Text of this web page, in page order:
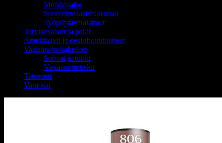
Meikkivalot
Suurennuslasivalaisimet
Työpöytävalaisimet
Tarvikesalkut ja pakit
Autoklaavit ja desinfiointilaitteet
Vastaanottokalusteet
Sohvat ja tuolit
Vastaanottotiskit
Tatuointi
Varaosat